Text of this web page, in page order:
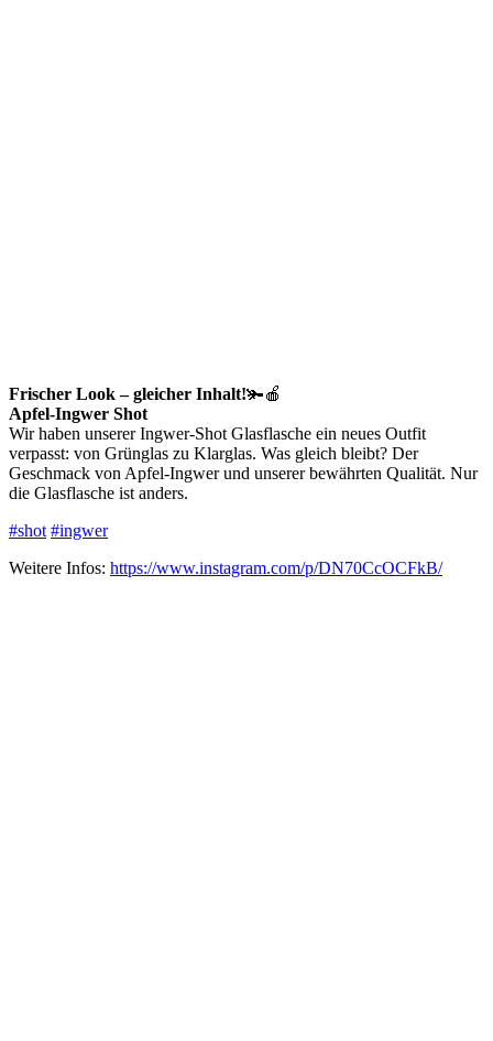
Frischer Look – gleicher Inhalt!🫚🍎
Apfel-Ingwer Shot
Wir haben unserer Ingwer-Shot Glasflasche ein neues Outfit
verpasst: von Grünglas zu Klarglas. Was gleich bleibt? Der
Geschmack von Apfel-Ingwer und unserer bewährten Qualität. Nur
die Glasflasche ist anders.
#shot #ingwer
Weitere Infos: https://www.instagram.com/p/DN70CcOCFkB/